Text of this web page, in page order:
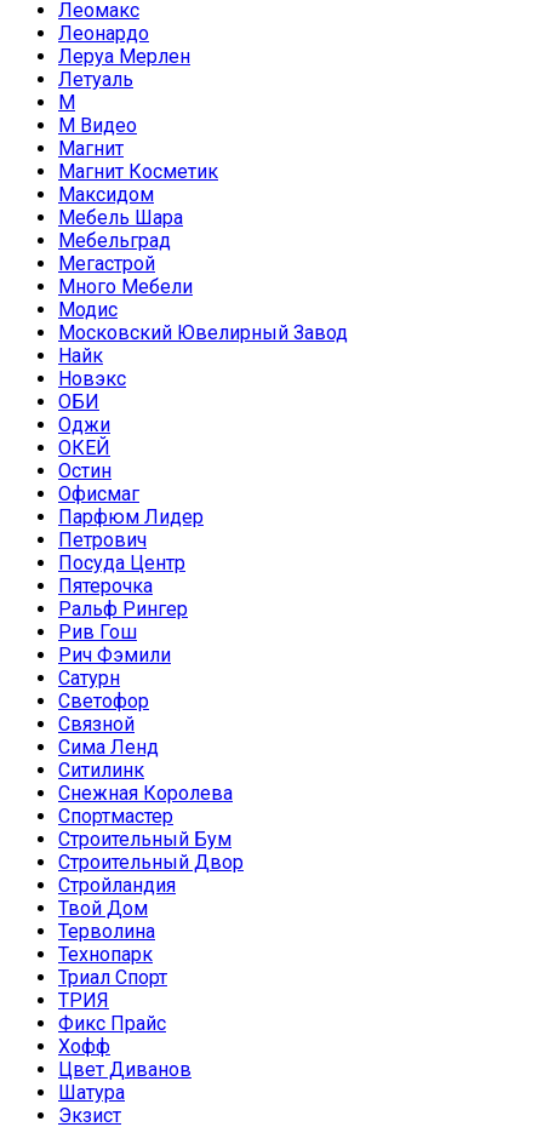
Леомакс
Леонардо
Леруа Мерлен
Летуаль
М
М Видео
Магнит
Магнит Косметик
Максидом
Мебель Шара
Мебельград
Мегастрой
Много Мебели
Модис
Московский Ювелирный Завод
Найк
Новэкс
ОБИ
Оджи
ОКЕЙ
Остин
Офисмаг
Парфюм Лидер
Петрович
Посуда Центр
Пятерочка
Ральф Рингер
Рив Гош
Рич Фэмили
Сатурн
Светофор
Связной
Сима Ленд
Ситилинк
Снежная Королева
Спортмастер
Строительный Бум
Строительный Двор
Стройландия
Твой Дом
Терволина
Технопарк
Триал Спорт
ТРИЯ
Фикс Прайс
Хофф
Цвет Диванов
Шатура
Экзист